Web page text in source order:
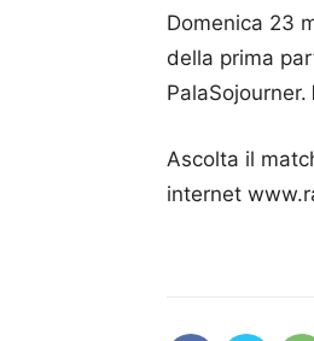
Domenica 23
della prima
PalaSojourner.
Ascolta il
internet